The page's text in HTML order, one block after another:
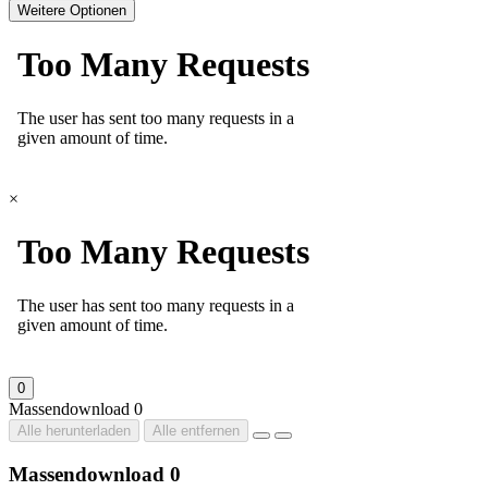
Weitere Optionen
×
0
Massendownload 0
Alle herunterladen Alle entfernen
Massendownload 0